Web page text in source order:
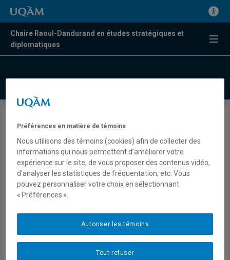
Chaire Raoul-Dandurand en études stratégiques et
diplomatiques
Pourquoi de jeunes Québécois
sont-ils si attristés par le
décès de Charlie Kirk?
Marin Fortin-Bouthot
Presse
Jeudi 11 septembre 2025
Lien externe
Préférences en matière de témoins
Nous utilisons des témoins (cookies) afin de collecter des
informations qui nous permettent d’améliorer votre
expérience sur le site, de vous proposer des contenus vidéo,
d’analyser les statistiques de fréquentation, etc. Vous
pouvez personnaliser votre choix en sélectionnant
« Préférences ».
Tout refuser
Autoriser les témoins